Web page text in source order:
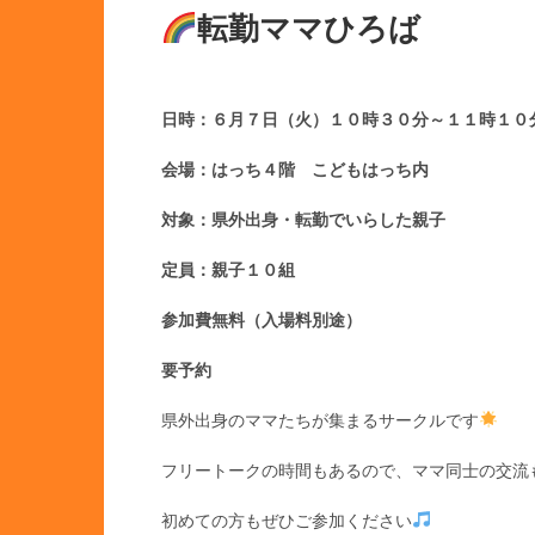
転勤ママひろば
日時：６月７日（火）１０時３０分～１１時１０
会場：はっち４階 こどもはっち内
対象：県外出身・転勤でいらした親子
定員：親子１０組
参加費無料（入場料別途）
要予約
県外出身のママたちが集まるサークルです
フリートークの時間もあるので、ママ同士の交
初めての方もぜひご参加ください